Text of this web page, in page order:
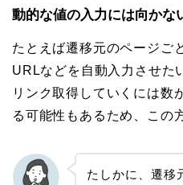
動的な値の入力には向かな
たとえば遷移元のページご
URLなどを自動入力させた
リンク取得していくには数
る可能性もあるため、この
たしかに、遷移